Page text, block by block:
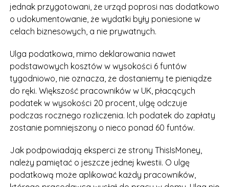
jednak przygotowani, że urząd poprosi nas dodatkowo
o udokumentowanie, że wydatki były poniesione w
celach biznesowych, a nie prywatnych.
Ulga podatkowa, mimo deklarowania nawet
podstawowych kosztów w wysokości 6 funtów
tygodniowo, nie oznacza, że dostaniemy te pieniądze
do ręki. Większość pracowników w UK, płacących
podatek w wysokości 20 procent, ulgę odczuje
podczas rocznego rozliczenia. Ich podatek do zapłaty
zostanie pomniejszony o nieco ponad 60 funtów.
Jak podpowiadają eksperci ze strony ThisIsMoney,
należy pamiętać o jeszcze jednej kwestii. O ulgę
podatkową może aplikować każdy pracowników,